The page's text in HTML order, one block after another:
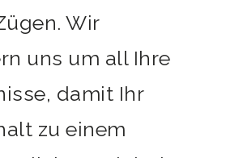
Wir
uns um all Ihre
damit Ihr
zu einem